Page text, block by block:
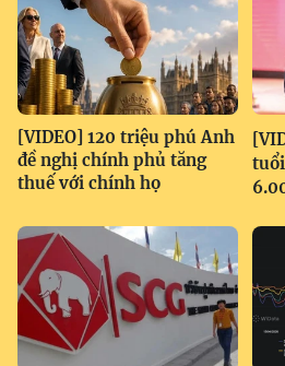
[VIDEO] 120 triệu phú Anh
đề nghị chính phủ tăng
thuế với chính họ